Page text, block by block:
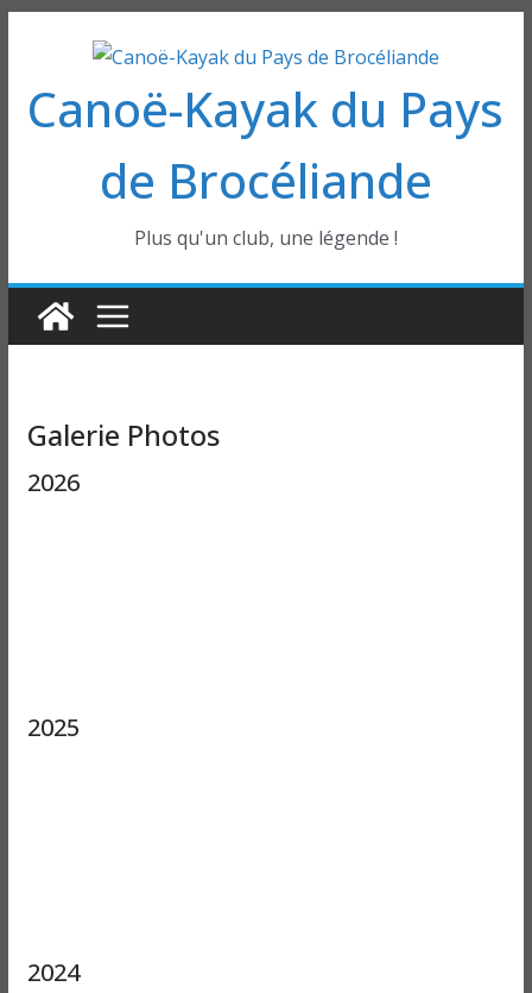
contenu
Canoë-Kayak du Pays
de Brocéliande
Plus qu'un club, une légende !
Galerie Photos
2026
2025
2024